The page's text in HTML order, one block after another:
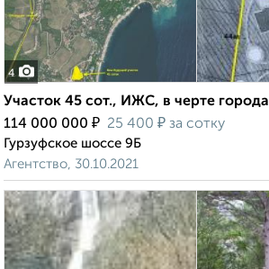
4
Участок 45 сот., ИЖС, в черте города
114 000 000 ₽ 25 400 ₽ за сотку
Гурзуфское шоссе 9Б
Агентство, 30.10.2021